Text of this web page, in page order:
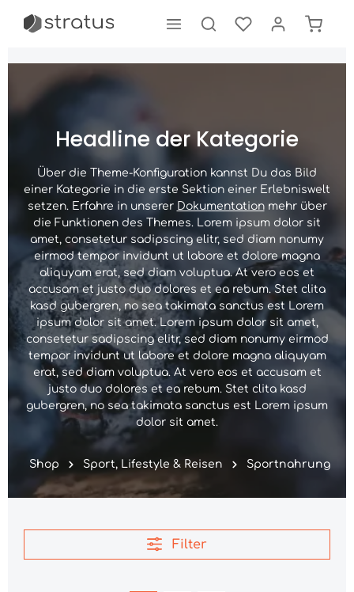
springen
Headline der Kategorie
Über die Theme-Konfiguration kannst Du das Bild
einer Kategorie in die erste Sektion einer Erlebniswelt
setzen. Erfahre in unserer Dokumentationmehr über
die Funktionen des Themes. Lorem ipsum dolor sit
amet, consetetur sadipscing elitr, sed diam nonumy
eirmod tempor invidunt ut labore et dolore magna
aliquyam erat, sed diam voluptua. At vero eos et
accusam et justo duo dolores et ea rebum. Stet clita
kasd gubergren, no sea takimata sanctus est Lorem
ipsum dolor sit amet. Lorem ipsum dolor sit amet,
consetetur sadipscing elitr, sed diam nonumy eirmod
tempor invidunt ut labore et dolore magna aliquyam
erat, sed diam voluptua. At vero eos et accusam et
justo duo dolores et ea rebum. Stet clita kasd
gubergren, no sea takimata sanctus est Lorem ipsum
dolor sit amet.
Shop Sport, Lifestyle & Reisen Sportnahrung
Filter